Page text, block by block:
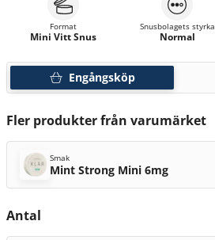
Engångsköp
Format
Mini Vitt Snus
Snusbolagets styrka
Normal
Fler produkter från varumärket
Smak
Mint Strong Mini 6mg
Antal